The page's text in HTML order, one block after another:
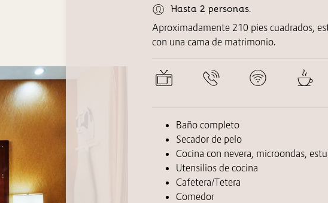
Hasta 2 personas.
Aproximadamente 210 pies cuadrados,
con una cama de matrimonio.
Baño completo
Secador de pelo
Cocina con nevera, microondas,
Utensilios de cocina
Cafetera/Tetera
Comedor